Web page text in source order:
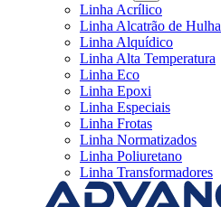
Linha Acrílico
Linha Alcatrão de Hulha
Linha Alquídico
Linha Alta Temperatura
Linha Eco
Linha Epoxi
Linha Especiais
Linha Frotas
Linha Normatizados
Linha Poliuretano
Linha Transformadores